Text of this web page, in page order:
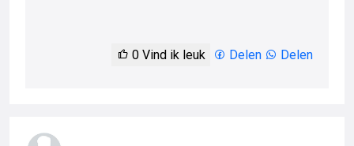
0 Vind ik leuk Delen Delen